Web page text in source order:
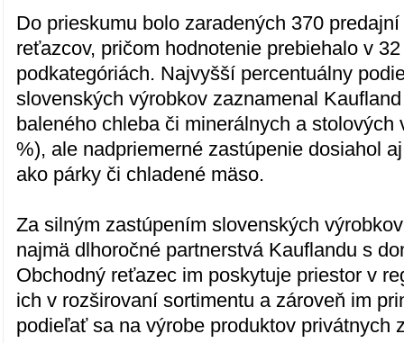
Do prieskumu bolo zaradených 370
reťazcov, pričom hodnotenie prebiehalo v
podkategóriách. Najvyšší percentuálny
slovenských výrobkov zaznamenal
baleného chleba či minerálnych a stolových
%), ale nadpriemerné zastúpenie dosiahol
ako párky či chladené mäso.
Za silným zastúpením slovenských
najmä dlhoročné partnerstvá Kauflandu s
Obchodný reťazec im poskytuje priestor v
ich v rozširovaní sortimentu a zároveň im
podieľať sa na výrobe produktov privátnych